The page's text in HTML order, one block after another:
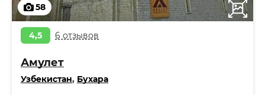
58
4,5 6 отзывов
Амулет
Узбекистан, Бухара